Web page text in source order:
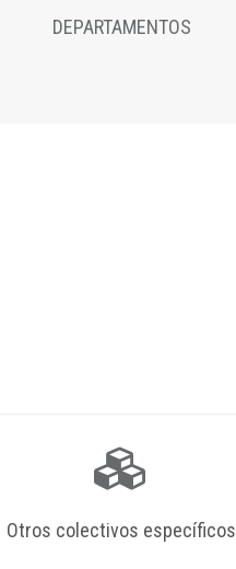
DEPARTAMENTOS
Otros colectivos específicos